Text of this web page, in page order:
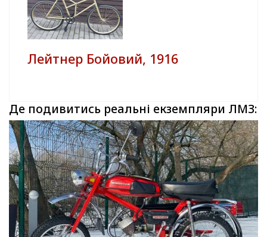
Лейтнер Бойовий, 1916
Де подивитись реальні екземпляри ЛМЗ: